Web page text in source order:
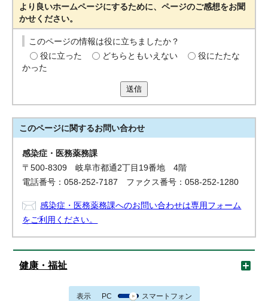
より良いホームページにするために、ページのご感想をお聞
かせください。
このページの情報は役に立ちましたか？
役に立った
どちらともいえない
役にたたな
かった
送信
このページに関するお問い合わせ
感染症・医務薬務課
〒500-8309 岐阜市都通2丁目19番地 4階
電話番号：058-252-7187 ファクス番号：058-252-1280
感染症・医務薬務課へのお問い合わせは専用フォーム
をご利用ください。
健康・福祉
表示 PC スマートフォン